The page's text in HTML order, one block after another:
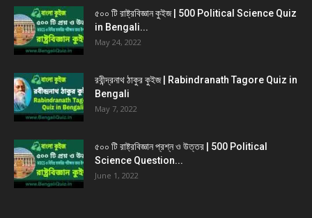
৫০০ টি রাষ্ট্রবিজ্ঞান কুইজ | 500 Political Science Quiz
in Bengali...
May 24, 2022
রবীন্দ্রনাথ ঠাকুর কুইজ | Rabindranath Tagore Quiz in
Bengali
May 7, 2022
৫০০ টি রাষ্ট্রবিজ্ঞান প্রশ্ন ও উত্তর | 500 Political
Science Question...
June 1, 2022